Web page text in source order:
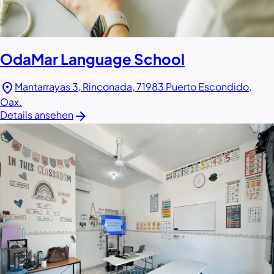
OdaMar Language School
location_on Mantarrayas 3, Rinconada, 71983 Puerto Escondido,
Oax.
Details ansehenarrow_forward